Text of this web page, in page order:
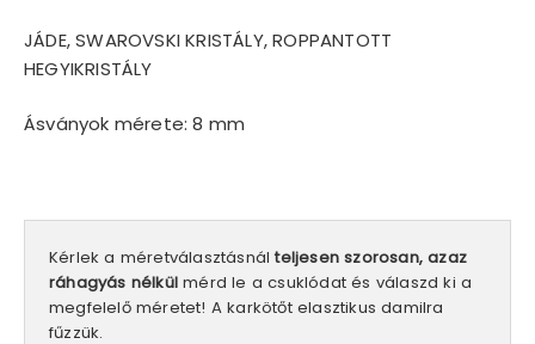
JÁDE, SWAROVSKI KRISTÁLY, ROPPANTOTT
HEGYIKRISTÁLY
Ásványok mérete: 8 mm
Kérlek a méretválasztásnálteljesen szorosan, azaz
ráhagyás nélkül mérd le a csuklódat és válaszd ki a
megfelelő méretet! A karkötőt elasztikus damilra
fűzzük.